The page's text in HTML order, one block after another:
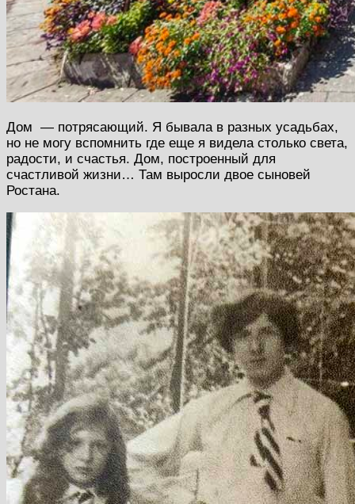
Дом — потрясающий. Я бывала в разных усадьбах,
но не могу вспомнить где еще я видела столько света,
радости, и счастья. Дом, построенный для
счастливой жизни… Там выросли двое сыновей
Ростана.